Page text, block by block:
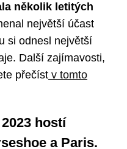
několik letitých
největší účast
si odnesl největší
Další zajímavosti,
přečíst v tomto
hostí
a Paris.